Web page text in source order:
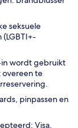
seksuele
in wordt gebruikt
overeen te
pinpassen en
Visa,